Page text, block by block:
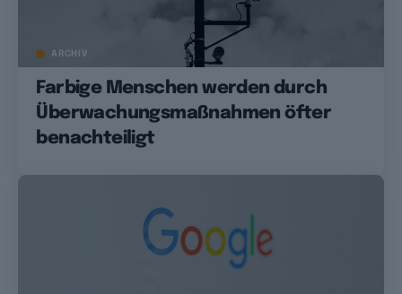
ARCHIV
Farbige Menschen werden durch
Überwachungsmaßnahmen öfter
benachteiligt